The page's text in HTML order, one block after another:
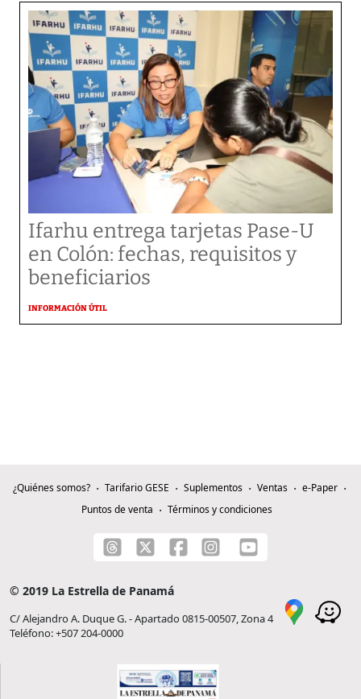
Ifarhu entrega tarjetas Pase-U
en Colón: fechas, requisitos y
beneficiarios
INFORMACIÓN ÚTIL
¿Quiénes somos? Tarifario GESE Suplementos Ventas
e-Paper
Puntos de venta
Términos y condiciones
© 2019 La Estrella de Panamá
C/ Alejandro A. Duque G. - Apartado 0815-00507, Zona 4
Teléfono: +507 204-0000